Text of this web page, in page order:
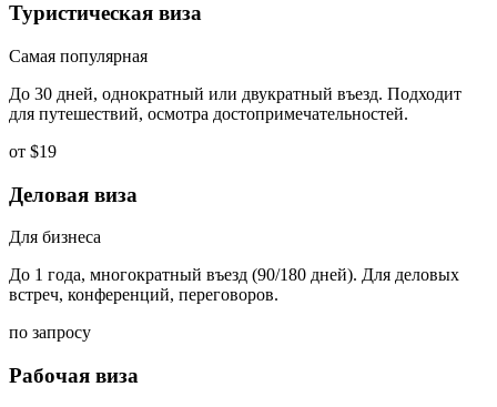
Туристическая виза
Самая популярная
До 30 дней, однократный или двукратный въезд. Подходит
для путешествий, осмотра достопримечательностей.
от $19
Деловая виза
Для бизнеса
До 1 года, многократный въезд (90/180 дней). Для деловых
встреч, конференций, переговоров.
по запросу
Рабочая виза